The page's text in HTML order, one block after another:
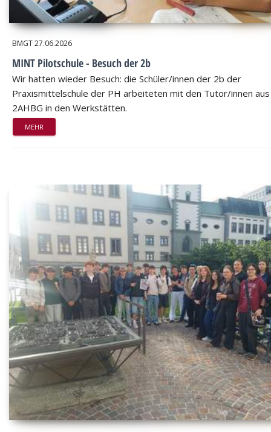
BMGT27.06.2026
MINT Pilotschule - Besuch der 2b
Wir hatten wieder Besuch: die Schüler/innen der 2b der
Praxismittelschule der PH arbeiteten mit den Tutor/innen
2AHBG in den Werkstätten.
MEHR